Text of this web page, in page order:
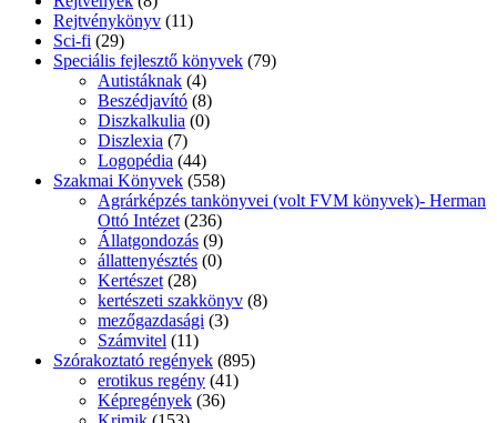
Rejtvénykönyv (11)
Sci-fi (29)
Speciális fejlesztő könyvek (79)
Autistáknak (4)
Beszédjavító (8)
Diszkalkulia (0)
Diszlexia (7)
Logopédia (44)
Szakmai Könyvek (558)
Agrárképzés tankönyvei (volt FVM könyvek)- Herman
Ottó Intézet (236)
Állatgondozás (9)
állattenyésztés (0)
Kertészet (28)
kertészeti szakkönyv (8)
mezőgazdasági (3)
Számvitel (11)
Szórakoztató regények (895)
erotikus regény (41)
Képregények (36)